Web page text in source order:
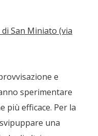
San Miniato (via
e
sperimentare
più efficace. Per la
una